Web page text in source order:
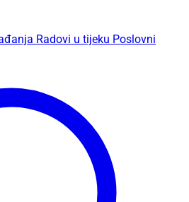
Radovi u tijeku Poslovni